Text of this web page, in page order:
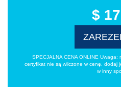
$
SPECJALNA CENA ONLINE Uwaga:
certyfikat nie są wliczone w cenę, dodaj
w inny